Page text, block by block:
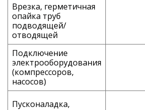
Врезка, герметичная
опайка труб
подводящей/
отводящей
Подключение
электрооборудования
(компрессоров,
насосов)
Пусконаладка,